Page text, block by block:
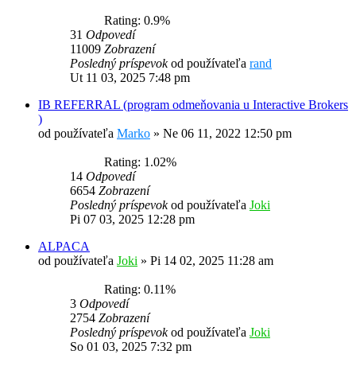
Rating: 0.9%
31 Odpovedí
11009 Zobrazení
Posledný príspevokod používateľa rand
Ut 11 03, 2025 7:48 pm
IB REFERRAL (program odmeňovania u Interactive Brokers
)
od používateľa Marko » Ne 06 11, 2022 12:50 pm
Rating: 1.02%
14 Odpovedí
6654 Zobrazení
Posledný príspevokod používateľa Joki
Pi 07 03, 2025 12:28 pm
ALPACA
od používateľa Joki » Pi 14 02, 2025 11:28 am
Rating: 0.11%
3 Odpovedí
2754 Zobrazení
Posledný príspevokod používateľa Joki
So 01 03, 2025 7:32 pm